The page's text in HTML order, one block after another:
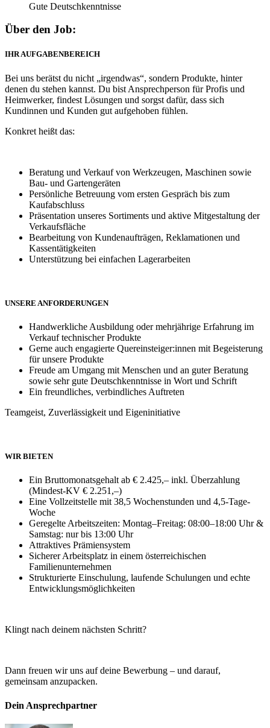
Gute Deutschkenntnisse
Über den Job:
IHR AUFGABENBEREICH
Bei uns berätst du nicht „irgendwas“, sondern Produkte, hinter
denen du stehen kannst. Du bist Ansprechperson für Profis und
Heimwerker, findest Lösungen und sorgst dafür, dass sich
Kundinnen und Kunden gut aufgehoben fühlen.
Konkret heißt das:
Beratung und Verkauf von Werkzeugen, Maschinen sowie
Bau- und Gartengeräten
Persönliche Betreuung vom ersten Gespräch bis zum
Kaufabschluss
Präsentation unseres Sortiments und aktive Mitgestaltung der
Verkaufsfläche
Bearbeitung von Kundenaufträgen, Reklamationen und
Kassentätigkeiten
Unterstützung bei einfachen Lagerarbeiten
UNSERE ANFORDERUNGEN
Handwerkliche Ausbildung oder mehrjährige Erfahrung im
Verkauf technischer Produkte
Gerne auch engagierte Quereinsteiger:innen mit Begeisterung
für unsere Produkte
Freude am Umgang mit Menschen und an guter Beratung
sowie sehr gute Deutschkenntnisse in Wort und Schrift
Ein freundliches, verbindliches Auftreten
Teamgeist, Zuverlässigkeit und Eigeninitiative
WIR BIETEN
Ein Bruttomonatsgehalt ab € 2.425,– inkl. Überzahlung
(Mindest-KV € 2.251,–)
Eine Vollzeitstelle mit 38,5 Wochenstunden und 4,5-Tage-
Woche
Geregelte Arbeitszeiten: Montag–Freitag: 08:00–18:00 Uhr &
Samstag: nur bis 13:00 Uhr
Attraktives Prämiensystem
Sicherer Arbeitsplatz in einem österreichischen
Familienunternehmen
Strukturierte Einschulung, laufende Schulungen und echte
Entwicklungsmöglichkeiten
Klingt nach deinem nächsten Schritt?
Dann freuen wir uns auf deine Bewerbung – und darauf,
gemeinsam anzupacken.
Dein Ansprechpartner